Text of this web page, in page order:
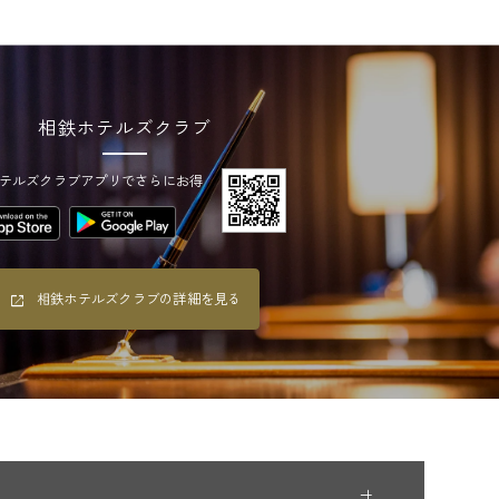
相鉄ホテルズクラブ
ルズクラブアプリでさらにお得
相鉄ホテルズクラブの詳細を見る